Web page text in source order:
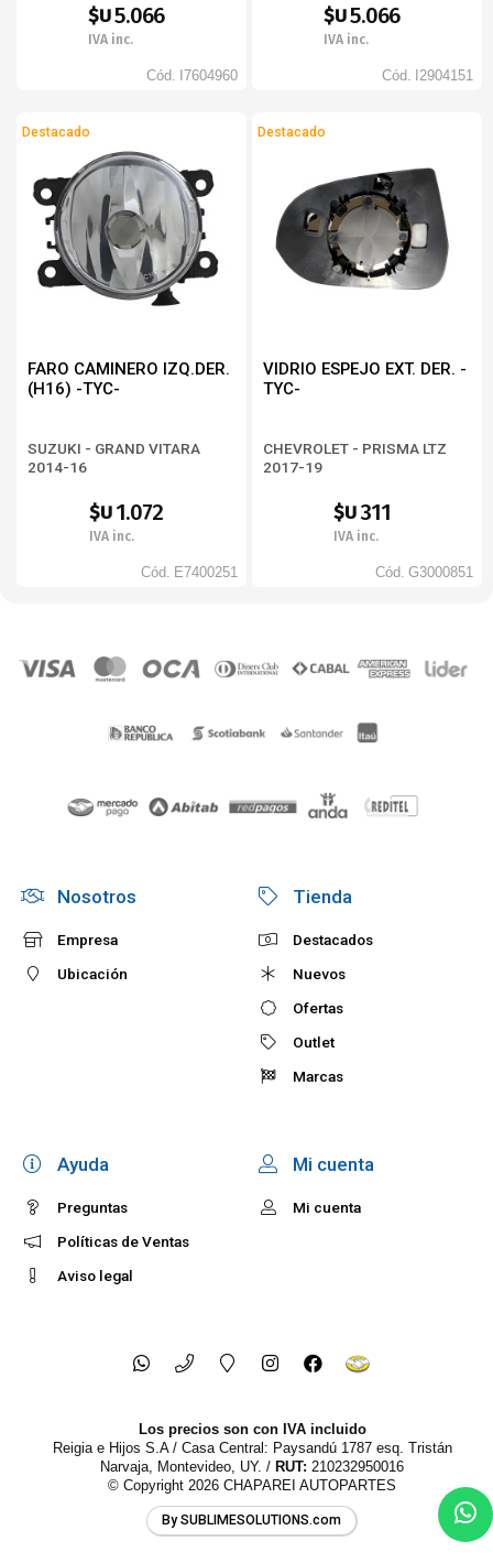
$U5.066
IVA inc.
Cód. I7604960
$U5.066
IVA inc.
Cód. I2904151
Destacado
FARO CAMINERO IZQ.DER.
(H16) -TYC-
SUZUKI - GRAND VITARA
2014-16
$U1.072
IVA inc.
Cód. E7400251
Destacado
VIDRIO ESPEJO EXT. DER. -
TYC-
CHEVROLET - PRISMA LTZ
2017-19
$U311
IVA inc.
Cód. G3000851
Nosotros
Empresa
Ubicación
Tienda
Destacados
Nuevos
Ofertas
Outlet
Marcas
Ayuda
Preguntas
Políticas de Ventas
Aviso legal
Mi cuenta
Mi cuenta
Los precios son con IVA incluido
Reigia e Hijos S.A / Casa Central: Paysandú 1787 esq. Tristán
Narvaja, Montevideo, UY. / RUT: 210232950016
© Copyright 2026 CHAPAREI AUTOPARTES
By SUBLIMESOLUTIONS.com